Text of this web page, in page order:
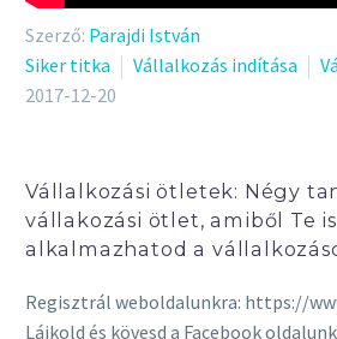
Szerző: Parajdi István
Siker titka
Vállalkozás indítása
2017-12-20
Vállalkozási ötletek: Négy
vállakozási ötlet, amiből Te
alkalmazhatod a
Regisztrál weboldalunkra: https://
Lájkold és kövesd a Facebook